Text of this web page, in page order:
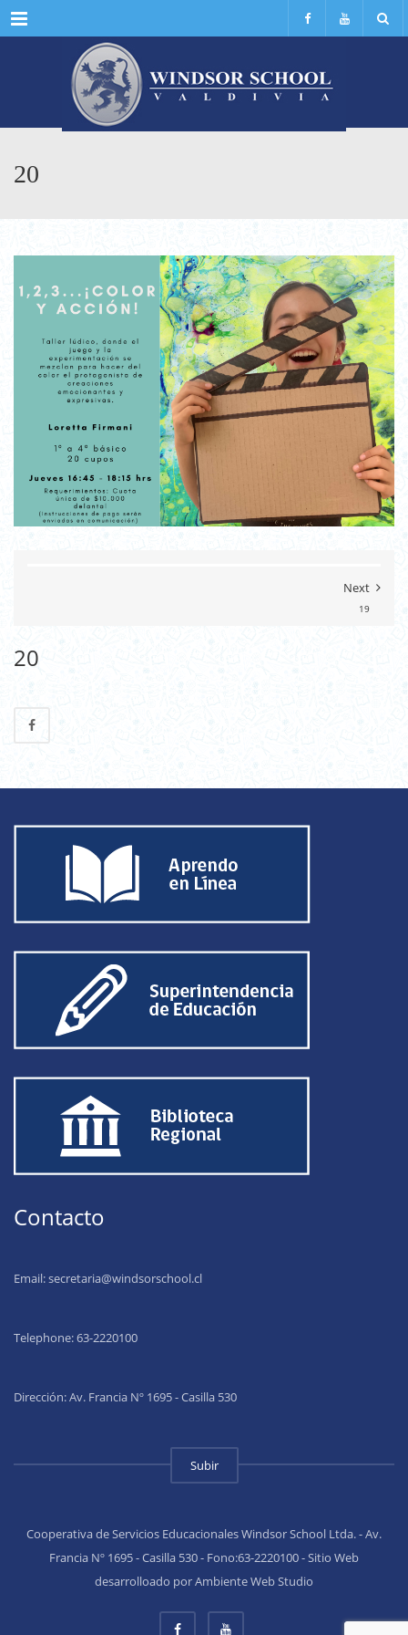
Menu
20
Next
19
20
Contacto
Email:secretaria@windsorschool.cl
Telephone: 63-2220100
Dirección: Av. Francia Nº 1695 - Casilla 530
Subir
Cooperativa de Servicios Educacionales Windsor School Ltda. - Av.
Francia Nº 1695 - Casilla 530 - Fono:63-2220100 - Sitio Web
desarrolloado por Ambiente Web Studio